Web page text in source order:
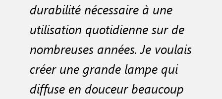
durabilité nécessaire à une
utilisation quotidienne sur de
nombreuses années. Je voulais
créer une grande lampe qui
diffuse en douceur beaucoup